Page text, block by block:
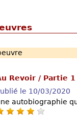
Revoir / Partie 1
le 10/03/2020
autobiographie